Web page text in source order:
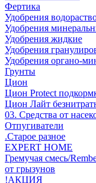
Фертика
Удобрения
Удобрения
Удобрения жидкие
Удобрения
Удобрения органо-
Грунты
Цион
Цион Protect
Цион Лайт
03. Средства от
Отпугиватели
.Старое разное
EXPERT HOME
Гремучая смесь/
от грызунов
!АКЦИЯ